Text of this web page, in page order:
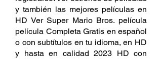
y también las mejores películas en
HD Ver Super Mario Bros. película
película Completa Gratis en español
o con subtítulos en tu idioma, en HD
y hasta en calidad 2023 HD con